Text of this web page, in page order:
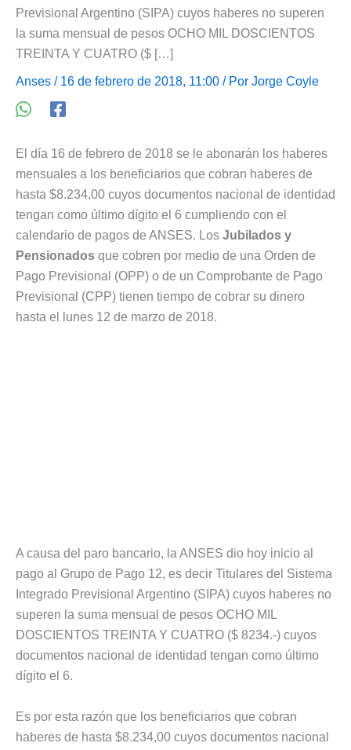
Previsional Argentino (SIPA) cuyos haberes no superen
la suma mensual de pesos OCHO MIL DOSCIENTOS
TREINTA Y CUATRO ($ […]
Anses / 16 de febrero de 2018, 11:00 / Por Jorge Coyle
El día 16 de febrero de 2018 se le abonarán los haberes
mensuales a los beneficiarios que cobran haberes de
hasta $8.234,00 cuyos documentos nacional de identidad
tengan como último dígito el 6 cumpliendo con el
calendario de pagos de ANSES. Los Jubilados y
Pensionados que cobren por medio de una Orden de
Pago Previsional (OPP) o de un Comprobante de Pago
Previsional (CPP) tienen tiempo de cobrar su dinero
hasta el lunes 12 de marzo de 2018.
A causa del paro bancario, la ANSES dio hoy inicio al
pago al Grupo de Pago 12, es decir Titulares del Sistema
Integrado Previsional Argentino (SIPA) cuyos haberes no
superen la suma mensual de pesos OCHO MIL
DOSCIENTOS TREINTA Y CUATRO ($ 8234.-) cuyos
documentos nacional de identidad tengan como último
dígito el 6.
Es por esta razón que los beneficiarios que cobran
haberes de hasta $8.234,00 cuyos documentos nacional